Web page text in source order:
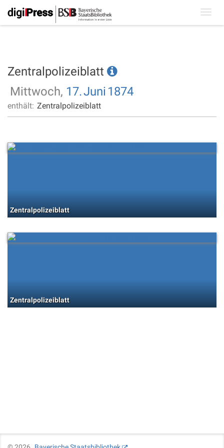
Zentralpolizeiblatt
Mittwoch, 17.Juni 1874
enthält: Zentralpolizeiblatt
Zentralpolizeiblatt
Zentralpolizeiblatt